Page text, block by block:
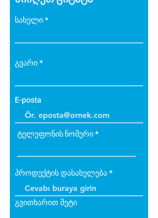
სახელი
გვარი
E-posta
ტელეფონის ნომერი
პროდუქტის დასახელება
გვითხარით მეტი